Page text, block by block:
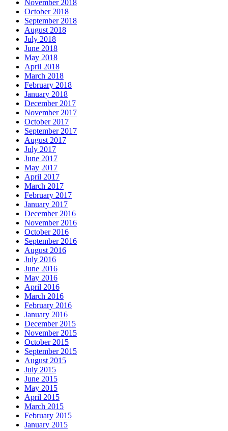
November 2018
October 2018
September 2018
August 2018
July 2018
June 2018
May 2018
April 2018
March 2018
February 2018
January 2018
December 2017
November 2017
October 2017
September 2017
August 2017
July 2017
June 2017
May 2017
April 2017
March 2017
February 2017
January 2017
December 2016
November 2016
October 2016
September 2016
August 2016
July 2016
June 2016
May 2016
April 2016
March 2016
February 2016
January 2016
December 2015
November 2015
October 2015
September 2015
August 2015
July 2015
June 2015
May 2015
April 2015
March 2015
February 2015
January 2015